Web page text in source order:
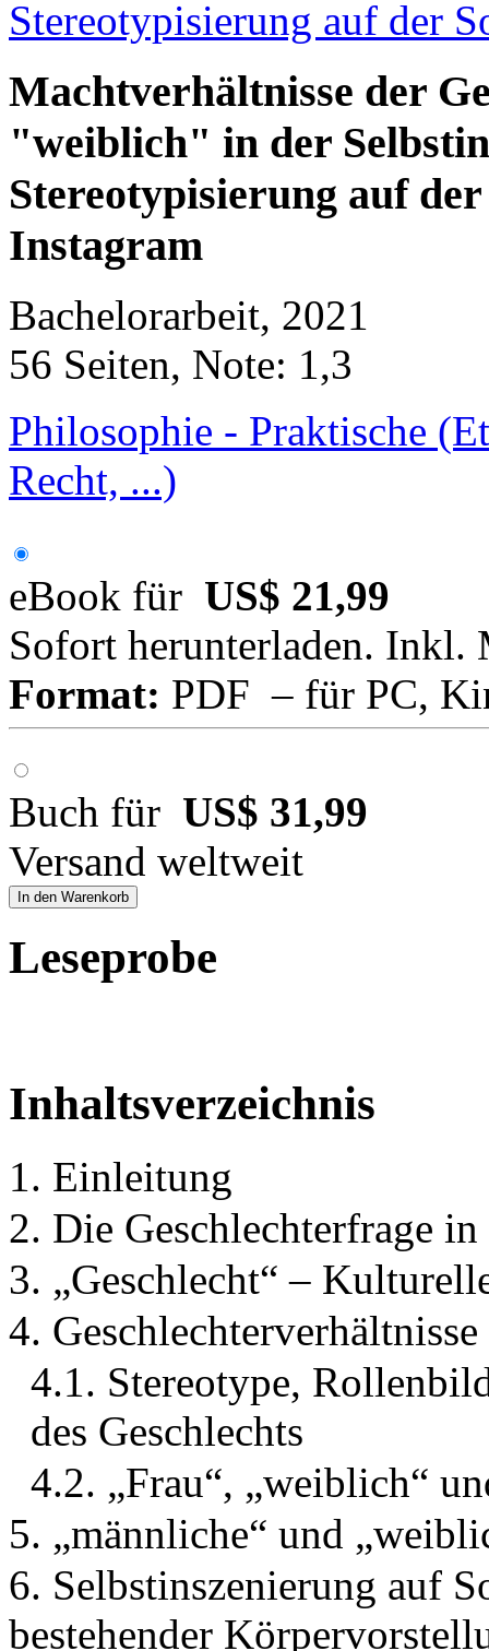
Machtverhältnisse der
"weiblich" in der
Stereotypisierung auf
Instagram
Bachelorarbeit, 2021
56 Seiten, Note: 1,3
Philosophie - Praktische
Recht, ...)
eBook für US$ 21,99
Sofort herunterladen. Inkl.
Format: PDF – für PC,
Buch für US$ 31,99
Versand weltweit
In den Warenkorb
Leseprobe
Inhaltsverzeichnis
1. Einleitung
2. Die Geschlechterfrage
3. „Geschlecht“ –
4.
4.1. Stereotype,
des Geschlechts
4.2. „Frau“, „weiblich“
5. „männliche“ und
6. Selbstinszenierung auf
bestehender